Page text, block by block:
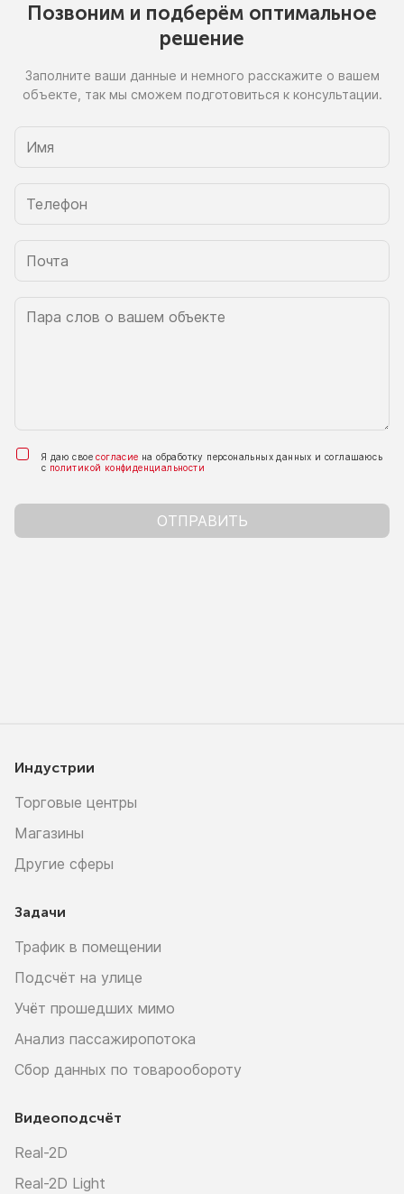
Позвоним и подберём оптимальное
решение
Заполните ваши данные и немного расскажите о вашем
объекте, так мы сможем подготовиться к консультации.
Я даю своесогласие на обработку персональных данных и соглашаюсь
с политикой конфиденциальности
ОТПРАВИТЬ
Индустрии
Торговые центры
Магазины
Другие сферы
Задачи
Трафик в помещении
Подсчёт на улице
Учёт прошедших мимо
Анализ пассажиропотока
Сбор данных по товарообороту
Видеоподсчёт
Real-2D
Real-2D Light